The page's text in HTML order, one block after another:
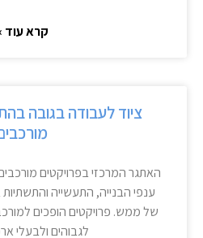
קרא עוד
ציוד לעבודה בגובה
האתגר המרכזי בפרויקטים
ענפי הבנייה, התעשייה
של ממש. פרויקטים הופכים
לגבוהים ולבעלי